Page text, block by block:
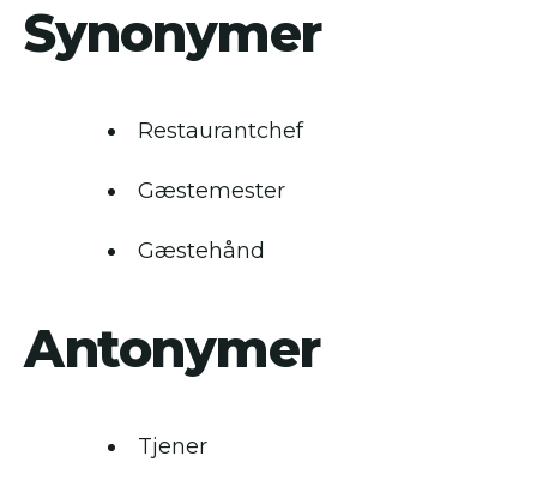
Synonymer
Restaurantchef
Gæstemester
Gæstehånd
Antonymer
Tjener